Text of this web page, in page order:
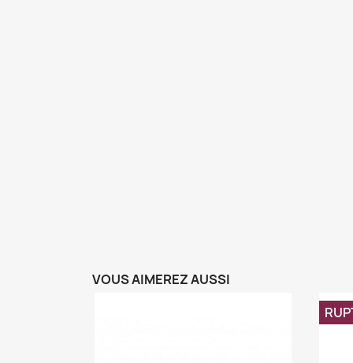
VOUS AIMEREZ AUSSI